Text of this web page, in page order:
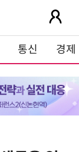
통신 경제